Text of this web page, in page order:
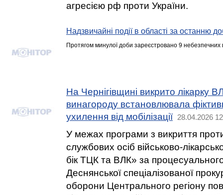
агресією рф проти України.
Надзвичайні події в області за останню
Протягом минулої доби зареєстровано 9
На Чернігівщині викрито лікарку
винагороду встановлювала
ухилення від мобілізації
28.04.2026
У межах програми з викриття
службових осіб військово-
бік ТЦК та ВЛК» за
Деснянської спеціалізованої
оборони Центрального регіону